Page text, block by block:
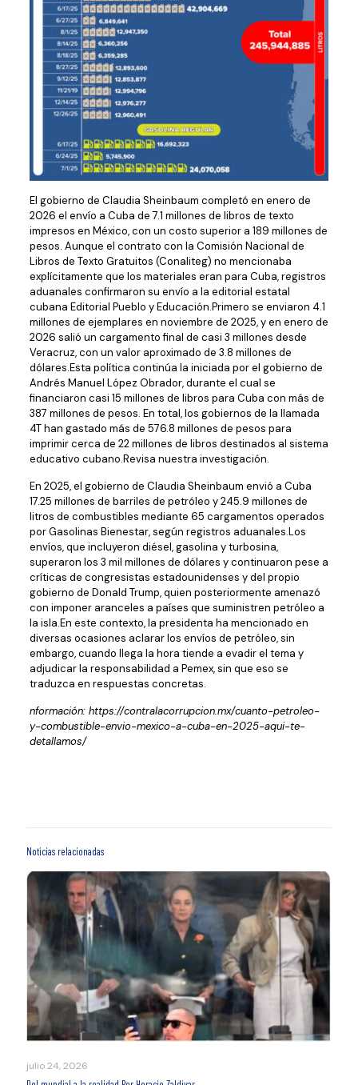
El gobierno de Claudia Sheinbaum completó en enero de
2026 el envío a Cuba de 7.1 millones de libros de texto
impresos en México, con un costo superior a 189 millones de
pesos. Aunque el contrato con la Comisión Nacional de
Libros de Texto Gratuitos (Conaliteg) no mencionaba
explícitamente que los materiales eran para Cuba, registros
aduanales confirmaron su envío a la editorial estatal
cubana Editorial Pueblo y Educación.Primero se enviaron 4.1
millones de ejemplares en noviembre de 2025, y en enero de
2026 salió un cargamento final de casi 3 millones desde
Veracruz, con un valor aproximado de 3.8 millones de
dólares.Esta política continúa la iniciada por el gobierno de
Andrés Manuel López Obrador, durante el cual se
financiaron casi 15 millones de libros para Cuba con más de
387 millones de pesos. En total, los gobiernos de la llamada
4T han gastado más de 576.8 millones de pesos para
imprimir cerca de 22 millones de libros destinados al sistema
educativo cubano.Revisa nuestra investigación.
En 2025, el gobierno de Claudia Sheinbaum envió a Cuba
17.25 millones de barriles de petróleo y 245.9 millones de
litros de combustibles mediante 65 cargamentos operados
por Gasolinas Bienestar, según registros aduanales.Los
envíos, que incluyeron diésel, gasolina y turbosina,
superaron los 3 mil millones de dólares y continuaron pese a
críticas de congresistas estadounidenses y del propio
gobierno de Donald Trump, quien posteriormente amenazó
con imponer aranceles a países que suministren petróleo a
la isla.En este contexto, la presidenta ha mencionado en
diversas ocasiones aclarar los envíos de petróleo, sin
embargo, cuando llega la hora tiende a evadir el tema y
adjudicar la responsabilidad a Pemex, sin que eso se
traduzca en respuestas concretas.
nformación: https://contralacorrupcion.mx/cuanto-petroleo-
y-combustible-envio-mexico-a-cuba-en-2025-aqui-te-
detallamos/
Noticias relacionadas
julio 24, 2026